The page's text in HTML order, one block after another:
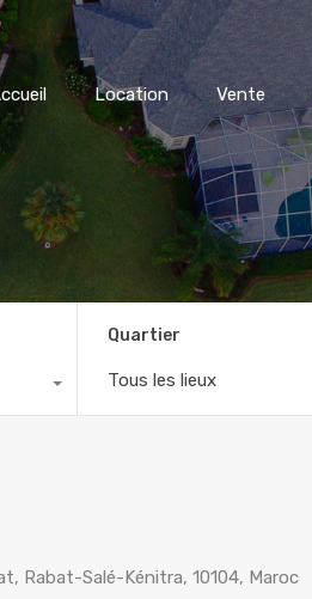
Location Vente
Quartier
Tous les lieux
Rabat-Salé-Kénitra, 10104, Maroc